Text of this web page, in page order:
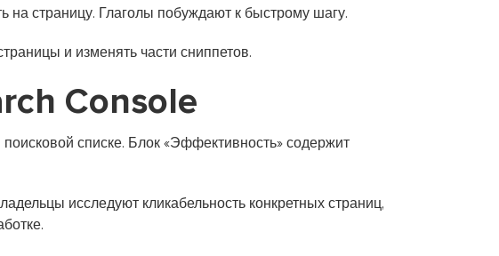
на страницу. Глаголы побуждают к быстрому шагу.
и изменять части сниппетов.
Console
списке. Блок «Эффективность» содержит
исследуют кликабельность конкретных страниц,